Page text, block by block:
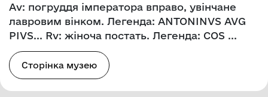
Av: погруддя імператора вправо, увінчане
лавровим вінком. Легенда: ANTONINVS AVG
PIVS... Rv: жіноча постать. Легенда: COS ...
Сторінка музею